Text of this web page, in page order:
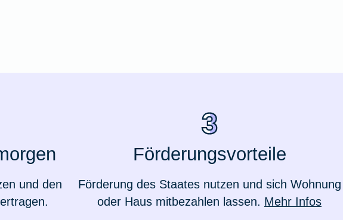
Weil du wichtig bist
und den
Förderungsvorteile
Förderung des Staates nutzen und sich Wohnung
oder Haus mitbezahlen lassen. Mehr Infos